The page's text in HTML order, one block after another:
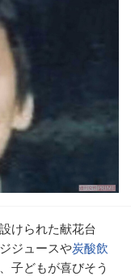
けられた献花台
ジュースや炭酸飲
子どもが喜びそう